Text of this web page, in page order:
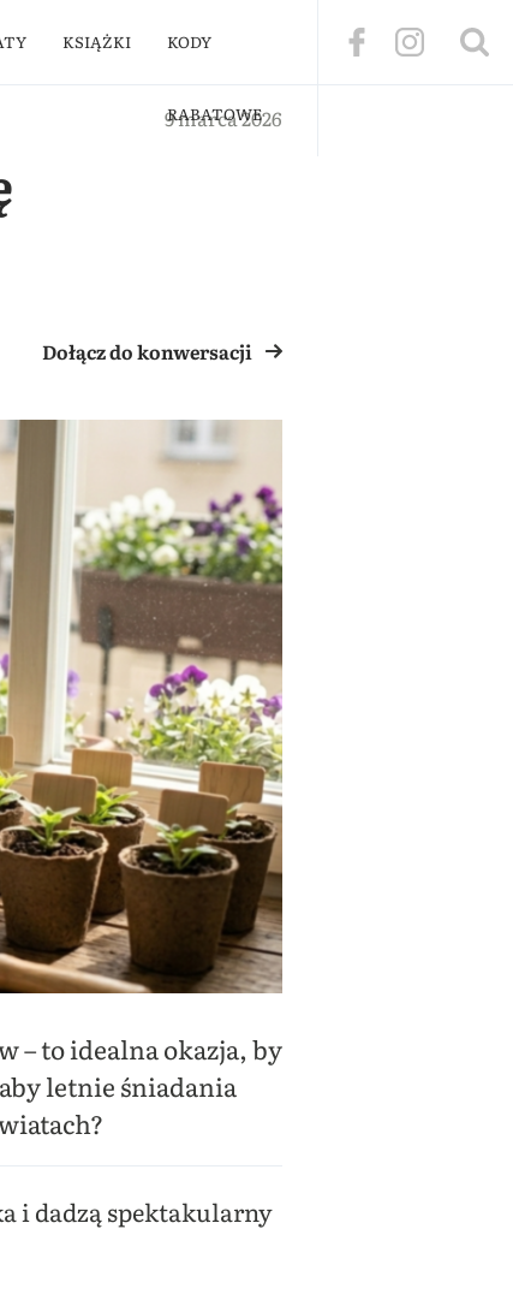
KSIĄŻKI KODY
RABATOWE
9 marca 2026
Dołącz do konwersacji
– to idealna okazja, by
letnie śniadania
i dadzą spektakularny